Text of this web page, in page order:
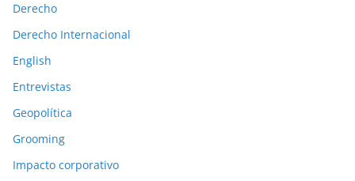
r
i
o
e
s
Derecho
Derecho Internacional
English
Entrevistas
Geopolítica
Grooming
Impacto corporativo